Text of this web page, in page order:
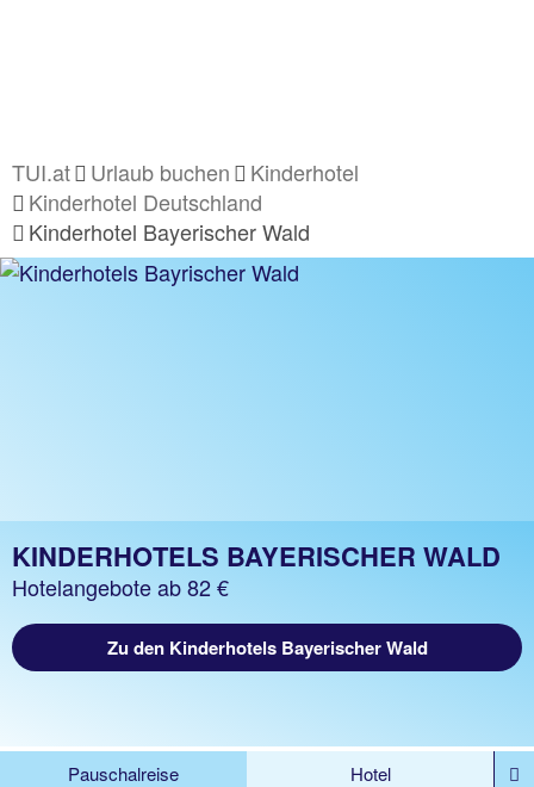
TUI.at Urlaub buchen
Kinderhotel
Kinderhotel Deutschland
Kinderhotel Bayerischer Wald
KINDERHOTELS BAYERISCHER WALD
Hotelangebote ab 82 €
Zu den Kinderhotels Bayerischer Wald
Pauschalreise
Hotel